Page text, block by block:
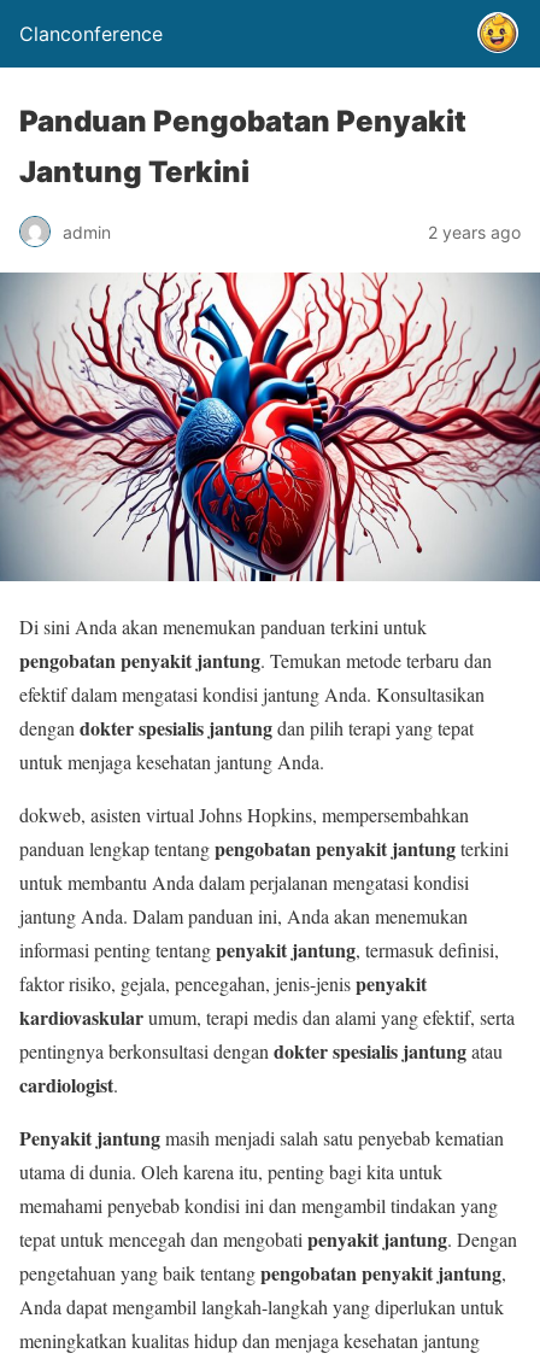
Clanconference
Panduan Pengobatan Penyakit
Jantung Terkini
admin 2 years ago
Di sini Anda akan menemukan panduan terkini untuk
pengobatan penyakit jantung. Temukan metode terbaru dan
efektif dalam mengatasi kondisi jantung Anda. Konsultasikan
dengan dokter spesialis jantungdan pilih terapi yang tepat
untuk menjaga kesehatan jantung Anda.
dokweb, asisten virtual Johns Hopkins, mempersembahkan
panduan lengkap tentangpengobatan penyakit jantungterkini
untuk membantu Anda dalam perjalanan mengatasi kondisi
jantung Anda. Dalam panduan ini, Anda akan menemukan
informasi penting tentangpenyakit jantung, termasuk definisi,
faktor risiko, gejala, pencegahan, jenis-jenispenyakit
kardiovaskularumum, terapi medis dan alami yang efektif, serta
pentingnya berkonsultasi dengan dokter spesialis jantungatau
cardiologist.
Penyakit jantungmasih menjadi salah satu penyebab kematian
utama di dunia. Oleh karena itu, penting bagi kita untuk
memahami penyebab kondisi ini dan mengambil tindakan yang
tepat untuk mencegah dan mengobati penyakit jantung. Dengan
pengetahuan yang baik tentangpengobatan penyakit jantung,
Anda dapat mengambil langkah-langkah yang diperlukan untuk
meningkatkan kualitas hidup dan menjaga kesehatan jantung